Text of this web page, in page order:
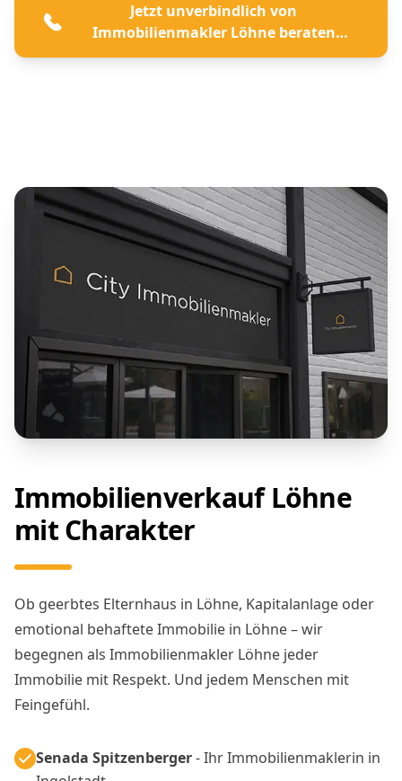
Jetzt unverbindlich von
Immobilienmakler Löhne beraten
lassen
Immobilienverkauf Löhne
mit Charakter
Ob geerbtes Elternhaus in Löhne, Kapitalanlage oder
emotional behaftete Immobilie in Löhne – wir
begegnen als Immobilienmakler Löhne jeder
Immobilie mit Respekt. Und jedem Menschen mit
Feingefühl.
Senada Spitzenberger- Ihr Immobilienmaklerin in